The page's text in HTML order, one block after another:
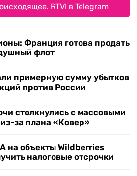
RTVI в Telegram
Франция готова продать
флот
примерную сумму убытков
против России
столкнулись с массовыми
за плана «Ковер»
на объекты Wildberries
налоговые отсрочки